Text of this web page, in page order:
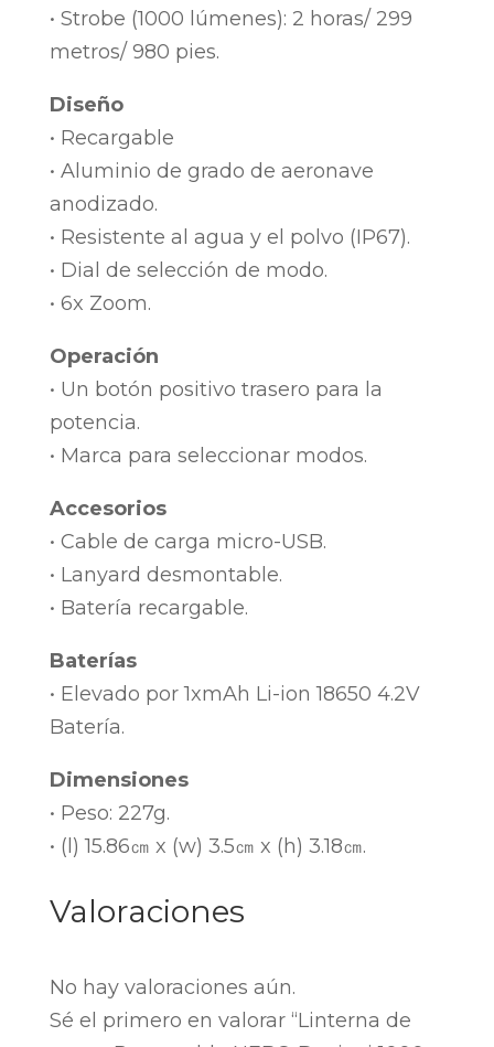
• Strobe (1000 lúmenes): 2 horas/ 299
metros/ 980 pies.
Diseño
• Recargable
• Aluminio de grado de aeronave
anodizado.
• Resistente al agua y el polvo (IP67).
• Dial de selección de modo.
• 6x Zoom.
Operación
• Un botón positivo trasero para la
potencia.
• Marca para seleccionar modos.
Accesorios
• Cable de carga micro-USB.
• Lanyard desmontable.
• Batería recargable.
Baterías
• Elevado por 1xmAh Li-ion 18650 4.2V
Batería.
Dimensiones
• Peso: 227g.
• (l) 15.86㎝ x (w) 3.5㎝ x (h) 3.18㎝.
Valoraciones
No hay valoraciones aún.
Sé el primero en valorar “Linterna de